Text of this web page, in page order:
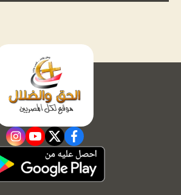
facebook
twitter
youtube